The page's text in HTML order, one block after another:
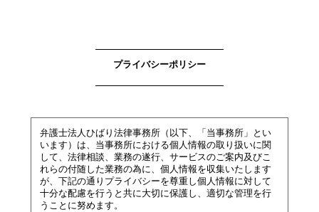
プライバシーポリシー
弁護士法人ひばり法律事務所（以下、「当事務所」とい
います）は、当事務所における個人情報の取り扱いに関
して、法律相談、業務の遂行、サービスのご案内及びこ
れらの付随した業務の為に、個人情報を収集いたします
が、下記の通りプライバシーを尊重し個人情報に対して
十分な配慮を行うと共に大切に保護し、適切な管理を行
うことに努めます。